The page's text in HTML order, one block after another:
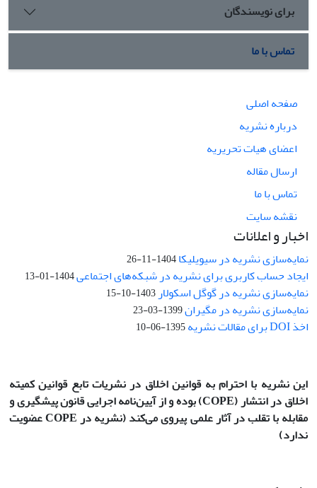
برای نویسندگان
تماس با ما
صفحه اصلی
درباره نشریه
اعضای هیات تحریریه
ارسال مقاله
تماس با ما
نقشه سایت
اخبار و اعلانات
نمایه‌سازی نشریه در سیویلیکا1404-11-26
ایجاد حساب کاربری برای نشریه در شبکه‌های اجتماعی1404-01-13
نمایه‌سازی نشریه در گوگل اسکولار 1403-10-15
نمایه‌سازی نشریه در مگیران1399-03-23
اخذ DOI برای مقالات نشریه 1395-06-10
این نشریه با احترام به قوانین اخلاق در نشریات تابع قوانین کمیته
اخلاق در انتشار(COPE)بوده و از آیین‌نامه اجرایی قانون پیشگیری و
مقابله با تقلب در آثار علمی پیروی می‌کند (نشریه در COPE عضویت
ندارد)